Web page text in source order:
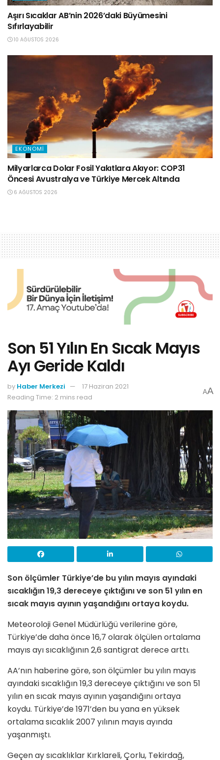
Aşırı Sıcaklar AB’nin 2026’daki Büyümesini
Sıfırlayabilir
10 AĞUSTOS 2026
EKONOMI
Milyarlarca Dolar Fosil Yakıtlara Akıyor: COP31
Öncesi Avustralya ve Türkiye Mercek Altında
6 AĞUSTOS 2026
Son 51 Yılın En Sıcak Mayıs
Ayı Geride Kaldı
by Haber Merkezi
17 Haziran 2021
Reading Time: 2 mins read
AA
Son ölçümler Türkiye’de bu yılın mayıs ayındaki
sıcaklığın 19,3 dereceye çıktığını ve son 51 yılın en
sıcak mayıs ayının yaşandığını ortaya koydu.
Meteoroloji Genel Müdürlüğü verilerine göre,
Türkiye’de daha önce 16,7 olarak ölçülen ortalama
mayıs ayı sıcaklığının 2,6 santigrat derece arttı.
AA’nın haberine göre, son ölçümler bu yılın mayıs
ayındaki sıcaklığın 19,3 dereceye çıktığını ve son 51
yılın en sıcak mayıs ayının yaşandığını ortaya
koydu. Türkiye’de 1971’den bu yana en yüksek
ortalama sıcaklık 2007 yılının mayıs ayında
yaşanmıştı.
Geçen ay sıcaklıklar Kırklareli, Çorlu, Tekirdağ,